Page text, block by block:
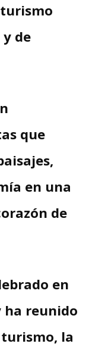
de
que
en una
de
en
ha reunido
la